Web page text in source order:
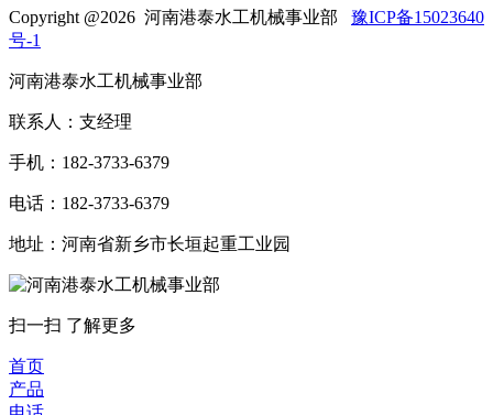
Copyright @2026 河南港泰水工机械事业部 豫ICP备15023640
号-1
河南港泰水工机械事业部
联系人：支经理
手机：182-3733-6379
电话：182-3733-6379
地址：河南省新乡市长垣起重工业园
扫一扫 了解更多
首页
产品